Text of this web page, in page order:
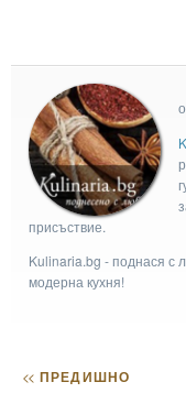
присъствие.
Kulinaria.bg - поднася с
модерна кухня!
<< ПРЕДИШНО